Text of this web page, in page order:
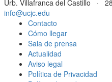
Urb. Villafranca del Castillo ·
info@ucjc.edu
Contacto
Cómo llegar
Sala de prensa
Actualidad
Aviso legal
Política de Privacidad